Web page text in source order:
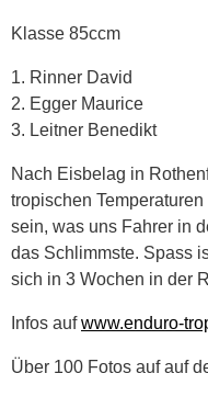
Klasse 85ccm
1. Rinner David
2. Egger Maurice
3. Leitner Benedikt
Nach Eisbelag in
tropischen
sein, was uns Fahrer in
das Schlimmste. Spass
sich in 3 Wochen in der
Infos aufwww.enduro-
Über 100 Fotos auf auf